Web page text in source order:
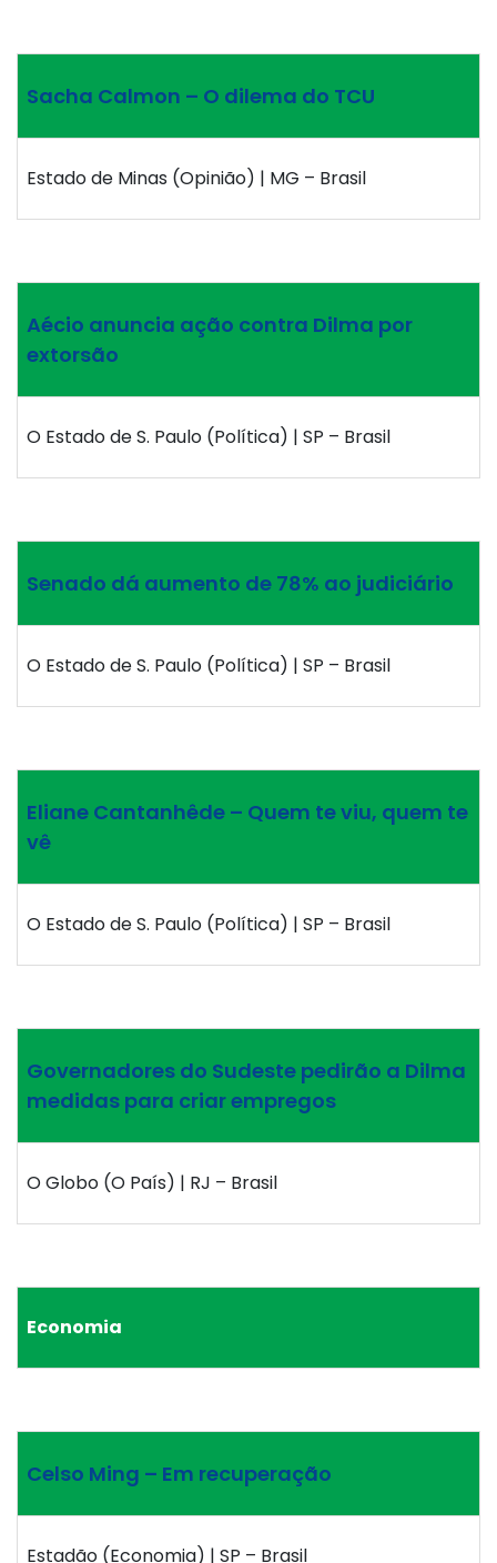
Sacha Calmon – O dilema do TCU
Estado de Minas (Opinião) | MG – Brasil
Aécio anuncia ação contra Dilma por
extorsão
O Estado de S. Paulo (Política) | SP – Brasil
Senado dá aumento de 78% ao judiciário
O Estado de S. Paulo (Política) | SP – Brasil
Eliane Cantanhêde – Quem te viu, quem te
vê
O Estado de S. Paulo (Política) | SP – Brasil
Governadores do Sudeste pedirão a Dilma
medidas para criar empregos
O Globo (O País) | RJ – Brasil
Economia
Celso Ming – Em recuperação
Estadão (Economia) | SP – Brasil